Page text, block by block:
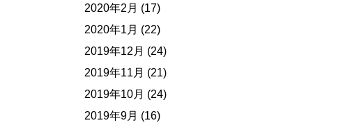
2020年2月 (17)
2020年1月 (22)
2019年12月 (24)
2019年11月 (21)
2019年10月 (24)
2019年9月 (16)